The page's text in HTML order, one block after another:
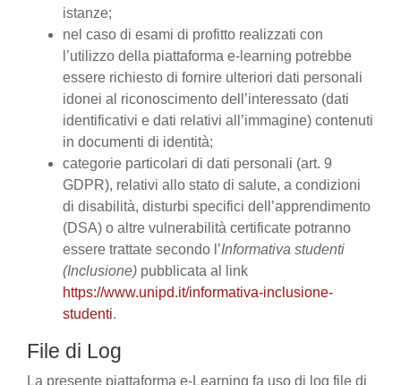
istanze;
nel caso di esami di profitto realizzati con
l’utilizzo della piattaforma e-learning potrebbe
essere richiesto di fornire ulteriori dati personali
idonei al riconoscimento dell’interessato (dati
identificativi e dati relativi all’immagine) contenuti
in documenti di identità;
categorie particolari di dati personali (art. 9
GDPR), relativi allo stato di salute, a condizioni
di disabilità, disturbi specifici dell’apprendimento
(DSA) o altre vulnerabilità certificate potranno
essere trattate secondo l’Informativa studenti
(Inclusione) pubblicata al link
https://www.unipd.it/informativa-inclusione-
studenti.
File di Log
La presente piattaforma e-Learning fa uso di log file di